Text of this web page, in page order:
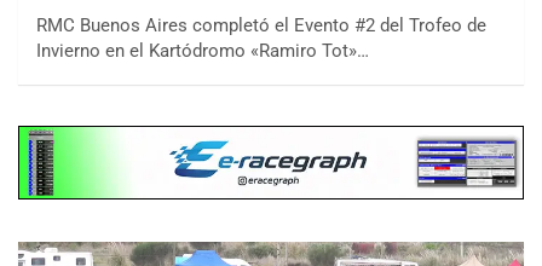
RMC Buenos Aires completó el Evento #2 del Trofeo de
Invierno en el Kartódromo «Ramiro Tot»…